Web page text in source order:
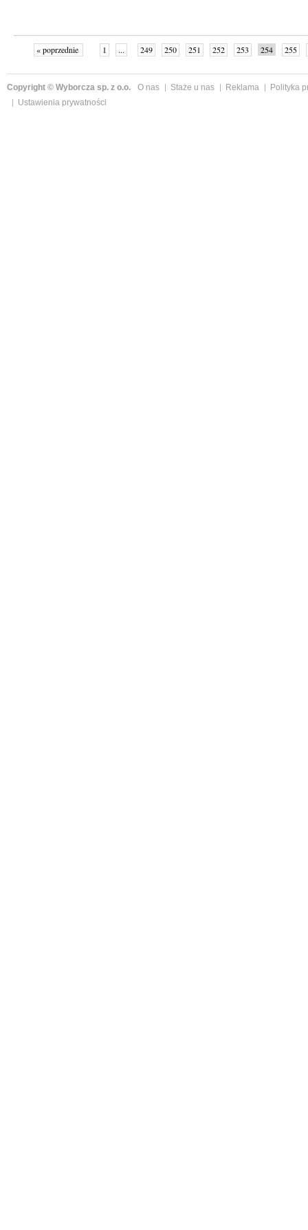
« poprzednie 1 ... 249 250 251 252 253 254
255
Copyright © Wyborcza sp. z o.o. O nas Staże u nas Reklama
Polityka
Ustawienia prywatności